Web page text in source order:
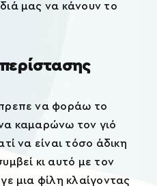
μας να κάνουν το
να φοράω το
καμαρώνω τον γιό
να είναι τόσο άδικη
κι αυτό με τον
μια φίλη κλαίγοντας